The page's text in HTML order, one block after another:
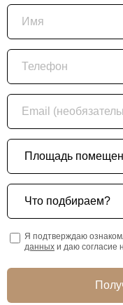
Имя
Телефон
Email (необязательно)
Площадь помещения
Что подбираем?
Я подтверждаю
данных и даю согласие